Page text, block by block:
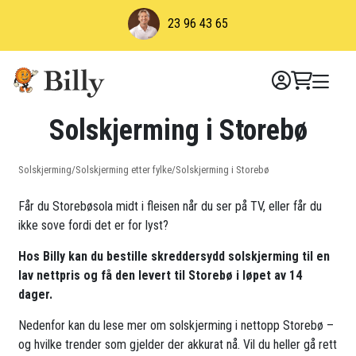
23 96 43 65
Solskjerming i Storebø
Solskjerming/Solskjerming etter fylke/Solskjerming i Storebø
Får du Storebøsola midt i fleisen når du ser på TV, eller får du
ikke sove fordi det er for lyst?
Hos Billy kan du bestille skreddersydd solskjerming til en
lav nettpris og få den levert til Storebø i løpet av 14
dager.
Nedenfor kan du lese mer om solskjerming i nettopp Storebø –
og hvilke trender som gjelder der akkurat nå. Vil du heller gå rett